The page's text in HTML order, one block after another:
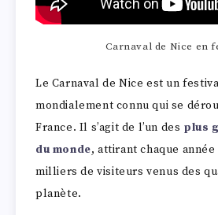
Carnaval de Nice en
Le Carnaval de Nice est un
mondialement connu qui se
France. Il s’agit de l’un des plus
du monde, attirant chaque
milliers de visiteurs venus des
planète.